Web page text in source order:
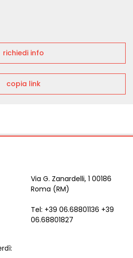
richiedi info
copia link
Via G. Zanardelli, 1 00186
Roma (RM)
Tel: +39 06.68801136 +39
06.68801827